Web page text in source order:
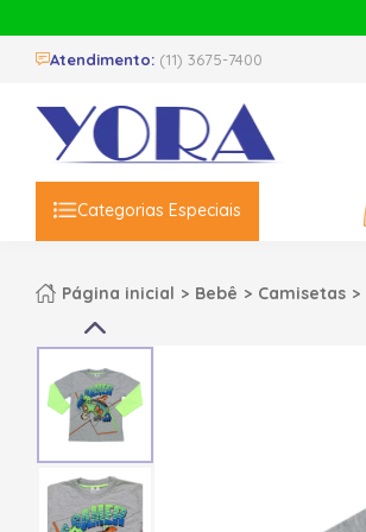
Atendimento: (11) 3675-7400
Categorias Especiais
Página inicial Bebê Camisetas